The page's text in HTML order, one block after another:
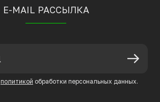
E-MAIL РАССЫЛКА
политикой обработки персональных данных.